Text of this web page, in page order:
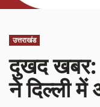
उत्तराखंड
दुखद खबर:
ने दिल्ली में